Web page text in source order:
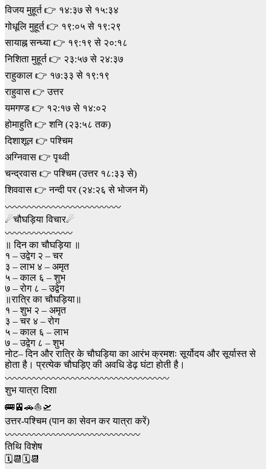
विजय मुहूर्त 👉 १४:३७ से १५:३४
गोधूलि मुहूर्त 👉 १९:०५ से १९:२९
सायाह्न सन्ध्या 👉 १९:१९ से २०:१८
निशिता मुहूर्त 👉 २३:५७ से २४:३७
राहुकाल 👉 १७:३३ से १९:१९
राहुवास 👉 उत्तर
यमगण्ड 👉 १२:१७ से १४:०२
होमाहुति 👉 शनि (२३:५८ तक)
दिशाशूल 👉 पश्चिम
अग्निवास 👉 पृथ्वी
चन्द्रवास 👉 पश्चिम (उत्तर १८:३३ से)
शिववास 👉 नन्दी पर (२४:२६ से भोजन में)
〰️〰️〰️〰️〰️〰️〰️〰️〰️〰️〰️〰️
☄चौघड़िया विचार☄
〰️〰️〰️〰️〰️〰️〰️
॥ दिन का चौघड़िया ॥
१ – उद्वेग २ – चर
३ – लाभ ४ – अमृत
५ – काल ६ – शुभ
७ – रोग ८ – उद्वेग
॥रात्रि का चौघड़िया॥
१ – शुभ २ – अमृत
३ – चर ४ – रोग
५ – काल ६ – लाभ
७ – उद्वेग ८ – शुभ
नोट– दिन और रात्रि के चौघड़िया का आरंभ क्रमशः सूर्योदय और सूर्यास्त से
होता है। प्रत्येक चौघड़िए की अवधि डेढ़ घंटा होती है।
〰〰〰〰〰〰〰〰〰〰〰〰〰〰〰〰〰
शुभ यात्रा दिशा
🚌🚈🚗⛵🛫
उत्तर-पश्चिम (पान का सेवन कर यात्रा करें)
〰〰〰〰〰〰〰〰〰〰️〰️〰️〰️〰️
तिथि विशेष
🗓📆🗓📆